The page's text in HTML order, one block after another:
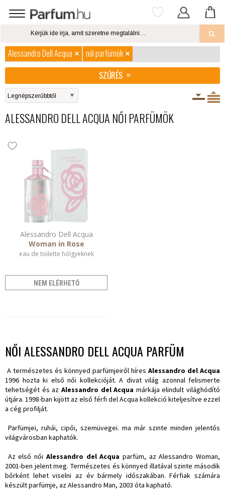
Alessandro Dell Acqua
női parfümök
SZŰRÉS
ALESSANDRO DELL ACQUA NŐI PARFÜMÖK
Alessandro Dell Acqua
Woman in Rose
eau de toilette hölgyeknek
NEM ELÉRHETŐ
NŐI ALESSANDRO DELL ACQUA PARFÜM
A természetes és könnyed parfümjeiről híres Alessandro del Acqua
1996 hozta ki első női kollekcióját. A divat világ azonnal felismerte
tehetségét és az Alessandro del Acqua márkája elindult világhódító
útjára. 1998-ban kijött az első férfi del Acqua kollekció kiteljesítve ezzel
a cég profilját.
Parfümjei, ruhái, cipői, szemüvegei. ma már szinte minden jelentős
világvárosban kaphatók.
Az első női Alessandro del Acqua parfüm, az Alessandro Woman,
2001-ben jelent meg. Természetes és könnyed illatával szinte második
bőrként lehet viselni az év bármely időszakában. Férfiak számára
készült parfümje, az Alessandro Man, 2003 óta kapható.